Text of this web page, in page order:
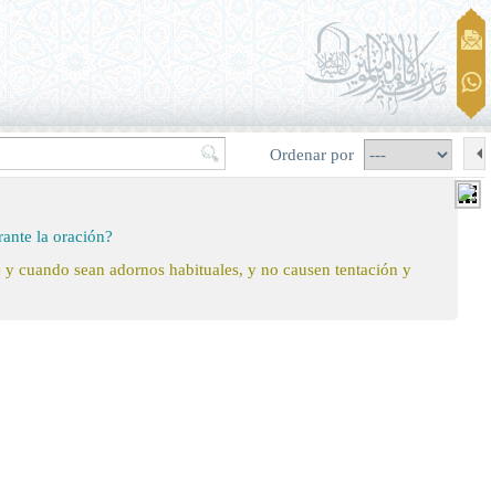
Ordenar por
la oración?
cuando sean adornos habituales, y no causen tentación y